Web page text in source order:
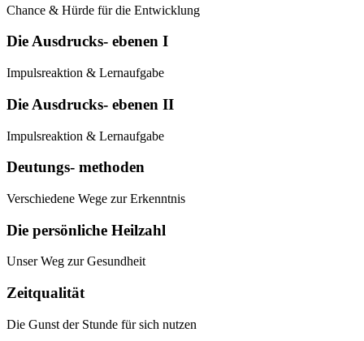
Chance & Hürde für die Entwicklung
Die Ausdrucks- ebenen I
Impulsreaktion & Lernaufgabe
Die Ausdrucks- ebenen II
Impulsreaktion & Lernaufgabe
Deutungs- methoden
Verschiedene Wege zur Erkenntnis
Die persönliche Heilzahl
Unser Weg zur Gesundheit
Zeitqualität
Die Gunst der Stunde für sich nutzen